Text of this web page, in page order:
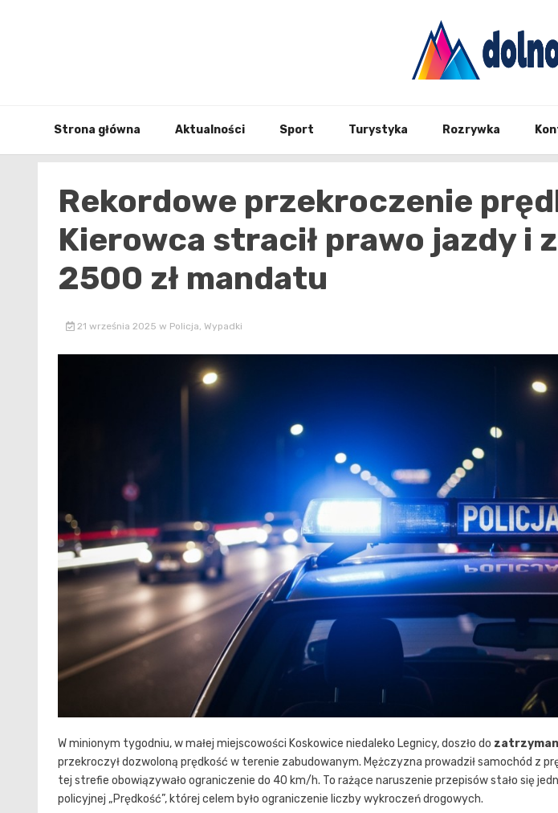
Strona główna Aktualności Sport Turystyka Rozrywka
Rekordowe przekroczenie
Kierowca stracił prawo jazdy i
2500 zł mandatu
21 września 2025 w Policja, Wypadki
W minionym tygodniu, w małej miejscowości Koskowice niedaleko Legnicy, doszło do
przekroczył dozwoloną prędkość w terenie zabudowanym. Mężczyzna prowadził samochód z
tej strefie obowiązywało ograniczenie do 40 km/h. To rażące naruszenie przepisów stało się
policyjnej „Prędkość”, której celem było ograniczenie liczby wykroczeń drogowych.